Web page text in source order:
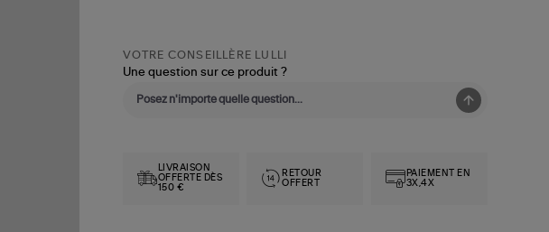
VOTRE CONSEILLÈRE LULLI
Une question sur ce produit ?
LIVRAISON
OFFERTE DÈS
150 €
RETOUR
OFFERT
PAIEMENT EN
3X,4X